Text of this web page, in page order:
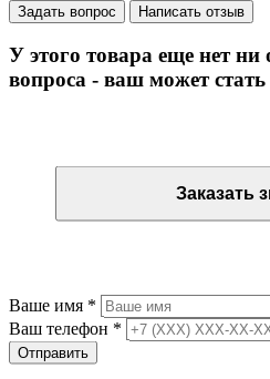
Задать вопрос Написать отзыв
У этого товара еще нет ни
вопроса - ваш может
Заказать
Ваше имя *
Ваш телефон *
Отправить